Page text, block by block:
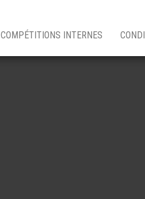
INTERNES